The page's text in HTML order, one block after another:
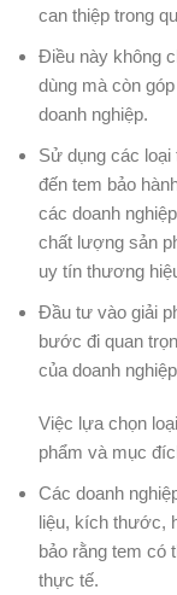
can thiệp trong
Điều này không
dùng mà còn
doanh nghiệp.
Sử dụng các
đến tem bảo
các doanh
chất lượng sản
uy tín thương
Đầu tư vào giải
bước đi quan
của doanh
Việc lựa chọn
phẩm và mục
Các doanh
liệu, kích thước,
bảo rằng tem có
thực tế.